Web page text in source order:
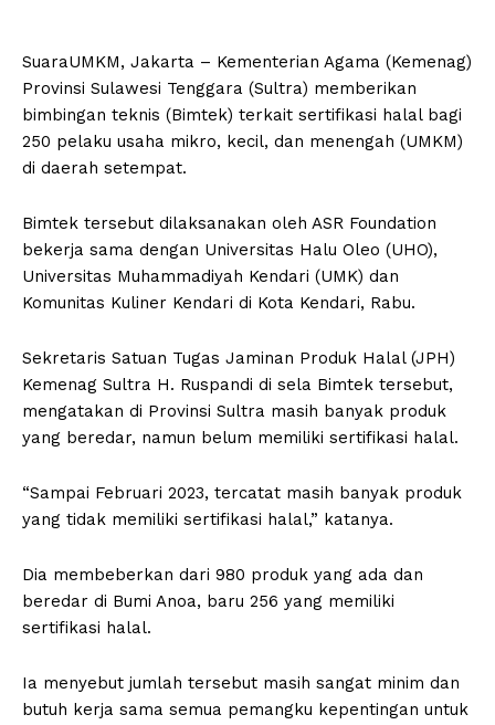
SuaraUMKM, Jakarta – Kementerian Agama (Kemenag)
Provinsi Sulawesi Tenggara (Sultra) memberikan
bimbingan teknis (Bimtek) terkait sertifikasi halal bagi
250 pelaku usaha mikro, kecil, dan menengah (UMKM)
di daerah setempat.
Bimtek tersebut dilaksanakan oleh ASR Foundation
bekerja sama dengan Universitas Halu Oleo (UHO),
Universitas Muhammadiyah Kendari (UMK) dan
Komunitas Kuliner Kendari di Kota Kendari, Rabu.
Sekretaris Satuan Tugas Jaminan Produk Halal (JPH)
Kemenag Sultra H. Ruspandi di sela Bimtek tersebut,
mengatakan di Provinsi Sultra masih banyak produk
yang beredar, namun belum memiliki sertifikasi halal.
“Sampai Februari 2023, tercatat masih banyak produk
yang tidak memiliki sertifikasi halal,” katanya.
Dia membeberkan dari 980 produk yang ada dan
beredar di Bumi Anoa, baru 256 yang memiliki
sertifikasi halal.
Ia menyebut jumlah tersebut masih sangat minim dan
butuh kerja sama semua pemangku kepentingan untuk